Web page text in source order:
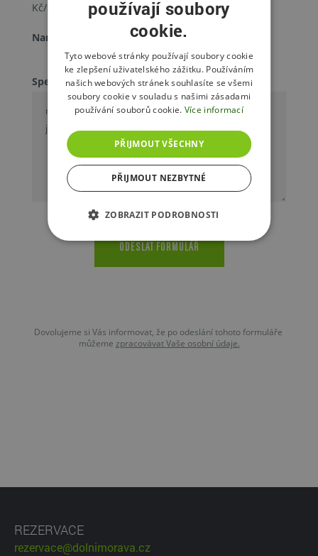
Kč/noc
Narozeninový balíček
Speciální požadavky
ODESLAT FORMULÁŘ
Dovolujeme si Vás informovat, že po odeslání tohoto formuláře
můžeme zpracovávat Vaše osobní údaje.
REZERVACE
rezervace@dolnimorava.cz
používají soubory
cookie.
Tyto webové stránky používají soubory cookie
ke zlepšení uživatelského zážitku. Používáním
našich webových stránek souhlasíte se všemi
soubory cookie v souladu s našimi zásadami
používání souborů cookie. Více informací
PŘIJMOUT VŠECHNY
PŘIJMOUT NEZBYTNÉ
ZOBRAZIT PODROBNOSTI